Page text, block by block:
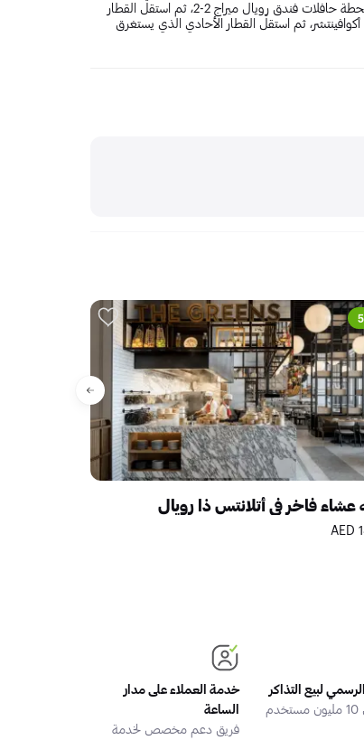
: استقلّ الحافلة رقم 8 (محطة حافلات البراحة) إلى محطة حافلات فندق رويال ميراج 2-2، ثم استقلّ القطار
ثم استقلّ القطار الأحادي الذي يستغرق
عشاء فاخر في أتلانتس ذا رويال
لبيع التذاكر
خدمة العملاء على مدار
الساعة
فريق دعم مخصص لخدمة